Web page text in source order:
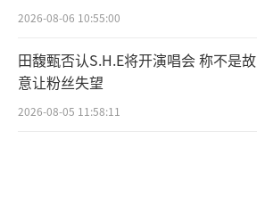
2026-08-06 10:55:00
田馥甄否认S.H.E将开演唱会 称不是故
意让粉丝失望
2026-08-05 11:58:11